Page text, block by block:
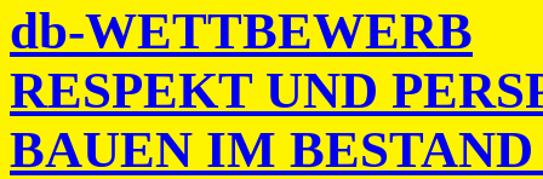
db-WETTBEWERB
RESPEKT UND
BAUEN IM BESTAND